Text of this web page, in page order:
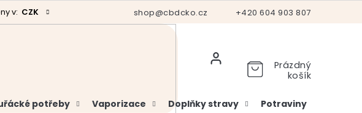
+420 604 903 807
shop@cbdcko.cz
a certifikáty Hodnocení obchodu Vrácení a reklamace
v: CZK
Prázdný
košík
potřeby Vaporizace Doplňky stravy Potraviny